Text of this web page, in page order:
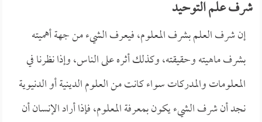
شرف علم التوحيد
إن شرف العلم بشرف المعلوم، فيعرف الشيء من جهة أهميته
بشرف ماهيته وحقيقته، وكذلك أثره على الناس، وإذا نظرنا في
المعلومات والمدركات سواء كانت من العلوم الدينية أو الدنيوية
نجد أن شرف الشيء يكون بمعرفة المعلوم، فإذا أراد الإنسان أن